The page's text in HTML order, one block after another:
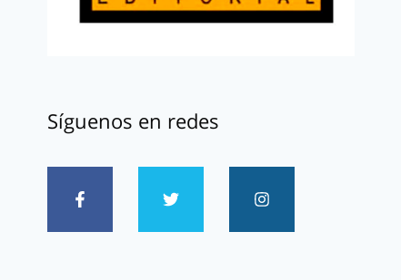
Síguenos en redes